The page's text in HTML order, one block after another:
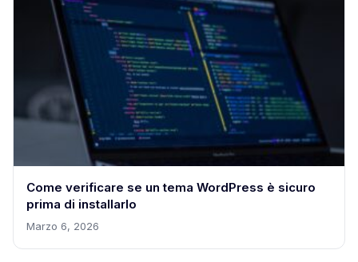
Come verificare se un tema WordPress è sicuro
prima di installarlo
Marzo 6, 2026